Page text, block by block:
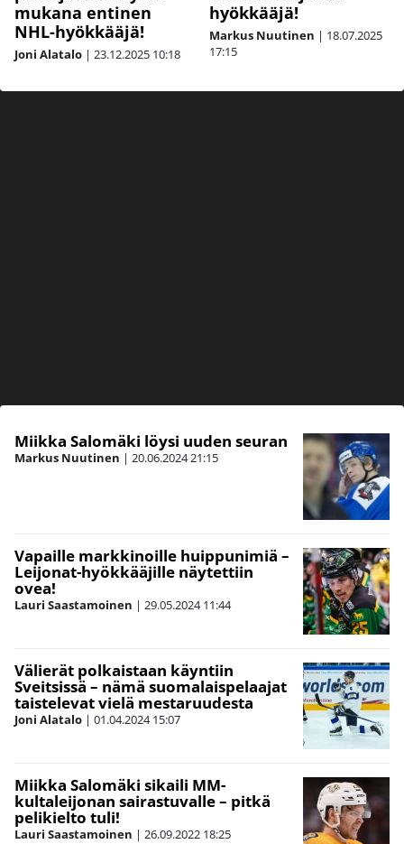
mukana entinen
NHL-hyökkääjä!
Joni Alatalo | 23.12.2025 10:18
hyökkääjä!
Markus Nuutinen | 18.07.2025
17:15
Miikka Salomäki löysi uuden seuran
Markus Nuutinen | 20.06.202421:15
Vapaille markkinoille huippunimiä –
Leijonat-hyökkääjille näytettiin
ovea!
Lauri Saastamoinen | 29.05.2024 11:44
Välierät polkaistaan käyntiin
Sveitsissä – nämä suomalaispelaajat
taistelevat vielä mestaruudesta
Joni Alatalo | 01.04.2024 15:07
Miikka Salomäki sikaili MM-
kultaleijonan sairastuvalle – pitkä
pelikielto tuli!
Lauri Saastamoinen | 26.09.2022 18:25